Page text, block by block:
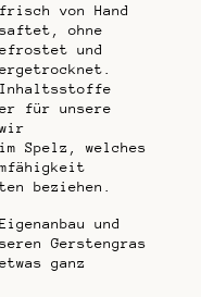
von Hand
ohne
und
für unsere
Spelz, welches
beziehen.
und
Gerstengras
ganz